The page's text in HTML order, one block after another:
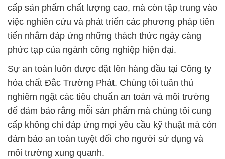
cấp sản phẩm chất lượng cao, mà còn tập trung vào
việc nghiên cứu và phát triển các phương pháp tiên
tiến nhằm đáp ứng những thách thức ngày càng
phức tạp của ngành công nghiệp hiện đại.
Sự an toàn luôn được đặt lên hàng đầu tại Công ty
hóa chất Đắc Trường Phát. Chúng tôi tuân thủ
nghiêm ngặt các tiêu chuẩn an toàn và môi trường
để đảm bảo rằng mỗi sản phẩm mà chúng tôi cung
cấp không chỉ đáp ứng mọi yêu cầu kỹ thuật mà còn
đảm bảo an toàn tuyệt đối cho người sử dụng và
môi trường xung quanh.